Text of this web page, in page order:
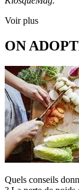
Voir plus
ON
Quels conseils